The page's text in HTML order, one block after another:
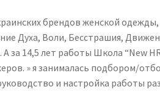
брендов женской
Духа, Воли, Бесстрашия,
за 14,5 лет работы Школа “New
» я занималась подбором/
и настройка работы